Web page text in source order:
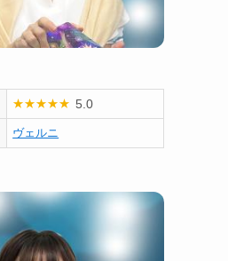
★★★★★ 5.0
ヴェルニ